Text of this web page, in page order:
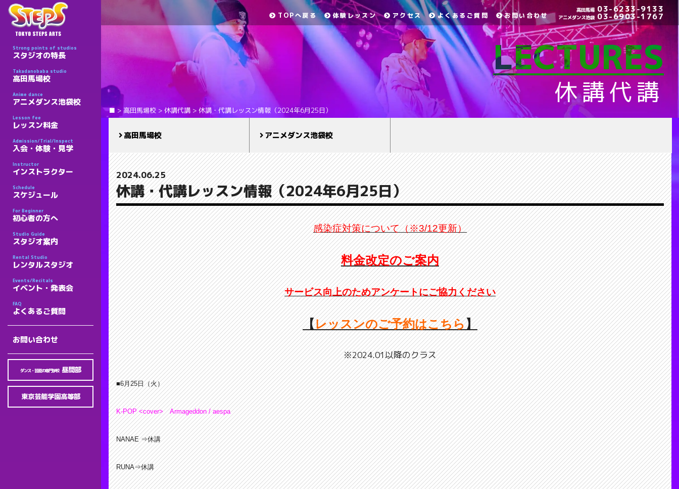
Strong points of studios
スタジオの特長
Takadanobaba studio
高田馬場校
Anime dance
アニメダンス池袋校
Lesson fee
レッスン料金
Admission/Trial/Inspect
入会・体験・見学
Instructor
インストラクター
Schedule
スケジュール
For Beginner
初心者の方へ
Studio Guide
スタジオ案内
Rental Studio
レンタルスタジオ
Events/Recitals
イベント・発表会
FAQ
よくあるご質問
お問い合わせ
ダンス・芸能の専門学校 昼間部
東京芸能学園高等部
TOPへ戻る 体験レッスン アクセス よくあるご質問 お問い合わせ
高田馬場 03-6233-9133
アニメダンス池袋 03-6903-1767
LECTURES
休講代講
■ > 高田馬場校 > 休講代講 > 休講・代講レッスン情報（2024年6月25日）
高田馬場校 アニメダンス池袋校
2024.06.25
休講・代講レッスン情報（2024年6月25日）
感染症対策について（※3/12更新）
料金改定のご案内
サービス向上のためアンケートにご協力ください
【レッスンのご予約はこちら】
※2024.01以降のクラス
■6月25日（火）
K-POP <cover>Armageddon / aespa
NANAE ⇒休講
RUNA⇒休講